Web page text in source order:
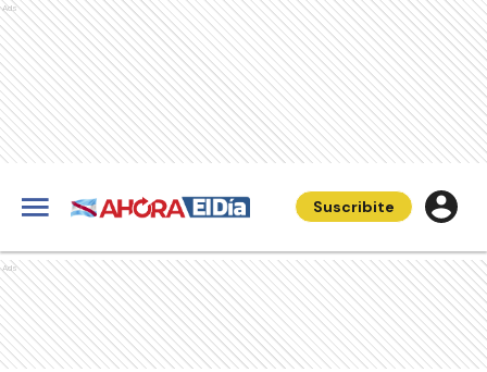
Ads
Suscribite
Ads